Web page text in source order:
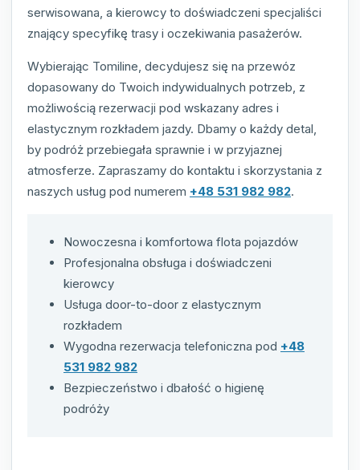
serwisowana, a kierowcy to doświadczeni specjaliści
znający specyfikę trasy i oczekiwania pasażerów.
Wybierając Tomiline, decydujesz się na przewóz
dopasowany do Twoich indywidualnych potrzeb, z
możliwością rezerwacji pod wskazany adres i
elastycznym rozkładem jazdy. Dbamy o każdy detal,
by podróż przebiegała sprawnie i w przyjaznej
atmosferze. Zapraszamy do kontaktu i skorzystania z
naszych usług pod numerem +48 531 982 982.
Nowoczesna i komfortowa flota pojazdów
Profesjonalna obsługa i doświadczeni
kierowcy
Usługa door-to-door z elastycznym
rozkładem
Wygodna rezerwacja telefoniczna pod +48
531 982 982
Bezpieczeństwo i dbałość o higienę
podróży